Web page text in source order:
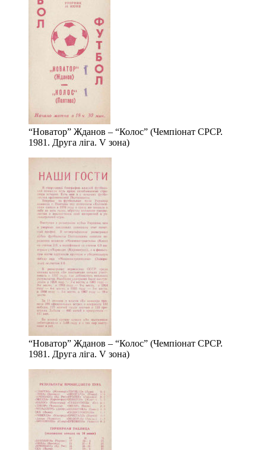
“Новатор” Жданов – “Колос” (Чемпіонат СРСР.
1981. Друга ліга. V зона)
“Новатор” Жданов – “Колос” (Чемпіонат СРСР.
1981. Друга ліга. V зона)